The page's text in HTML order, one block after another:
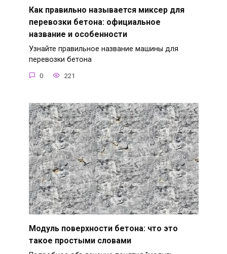
Как правильно называется миксер для
перевозки бетона: официальное
название и особенности
Узнайте правильное название машины для
перевозки бетона
0 221
Модуль поверхности бетона: что это
такое простыми словами